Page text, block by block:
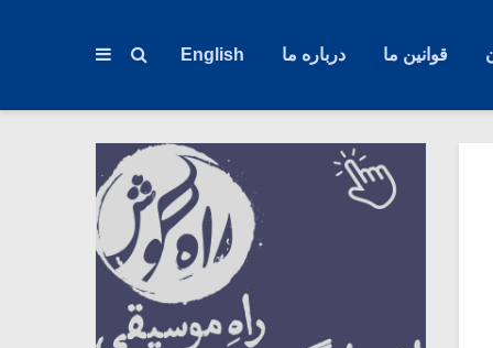
قوانین ما درباره ما English